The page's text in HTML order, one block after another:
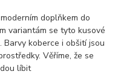
doplňkem do
variantám se tyto kusové
koberce i obšití jsou
Věříme, že se
líbit